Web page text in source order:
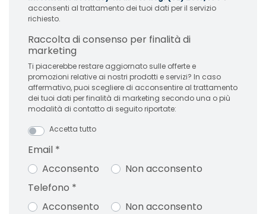
acconsenti al trattamento dei tuoi dati per il servizio
richiesto.
Raccolta di consenso per finalità di
marketing
Ti piacerebbe restare aggiornato sulle offerte e
promozioni relative ai nostri prodotti e servizi? In caso
affermativo, puoi scegliere di acconsentire al trattamento
dei tuoi dati per finalità di marketing secondo una o più
modalità di contatto di seguito riportate:
Accetta tutto
Email *
Acconsento
Non acconsento
Telefono *
Acconsento
Non acconsento